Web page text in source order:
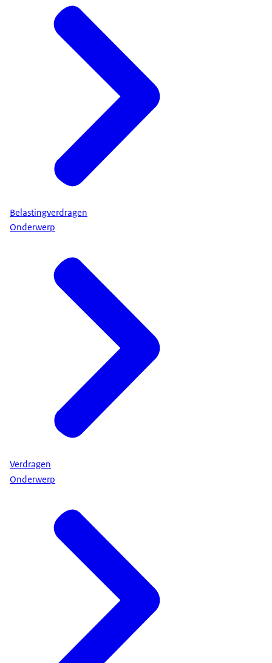
Belastingverdragen
Onderwerp
Verdragen
Onderwerp